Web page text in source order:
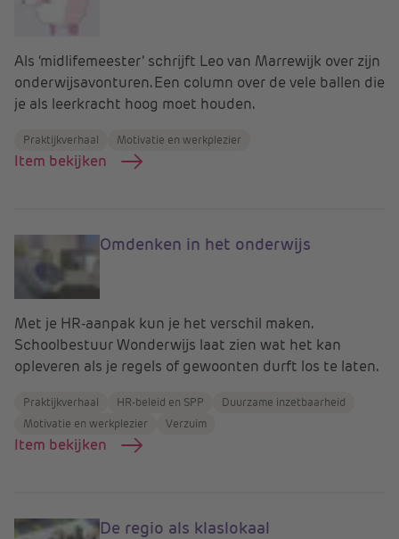
Als ‘midlifemeester’ schrijft Leo van Marrewijk over zijn
onderwijsavonturen. Een column over de vele ballen die
je als leerkracht hoog moet houden.
Praktijkverhaal Motivatie en werkplezier
Item bekijken
Omdenken in het onderwijs
Met je HR-aanpak kun je het verschil maken.
Schoolbestuur Wonderwijs laat zien wat het kan
opleveren als je regels of gewoonten durft los te laten.
Praktijkverhaal HR-beleid en SPP
Duurzame inzetbaarheid
Motivatie en werkplezier
Verzuim
Item bekijken
De regio als klaslokaal